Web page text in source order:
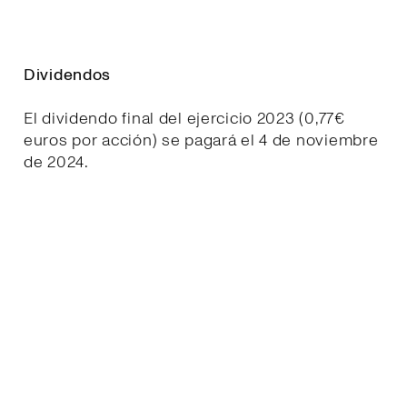
Dividendos
El dividendo final del ejercicio 2023 (0,77€
euros por acción) se pagará el 4 de noviembre
de 2024.